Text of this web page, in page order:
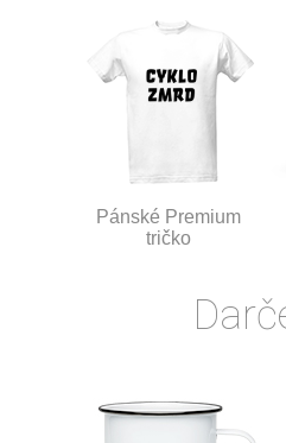
Pánské Premium
tričko